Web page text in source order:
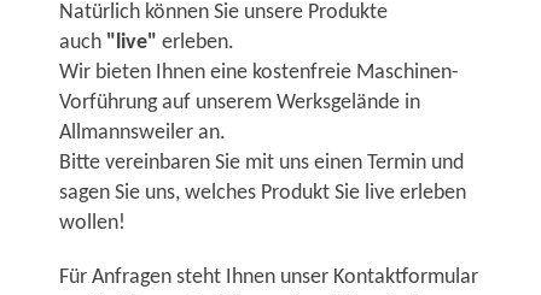
Natürlich können Sie unsere Produkte
auch "live" erleben.
Wir bieten Ihnen eine kostenfreie Maschinen-
Vorführung auf unserem Werksgelände in
Allmannsweiler an.
Bitte vereinbaren Sie mit uns einen Termin und
sagen Sie uns, welches Produkt Sie live erleben
wollen!
Für Anfragen steht Ihnen unser Kontaktformular